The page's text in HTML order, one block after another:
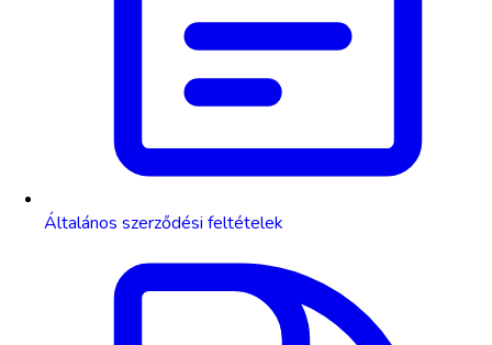
Általános szerződési feltételek